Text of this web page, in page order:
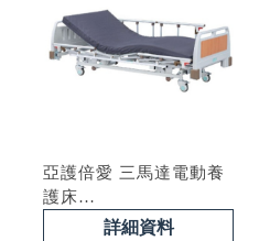
亞護倍愛 三馬達電動養
護床
型號 : BL-BH63
詳細資料